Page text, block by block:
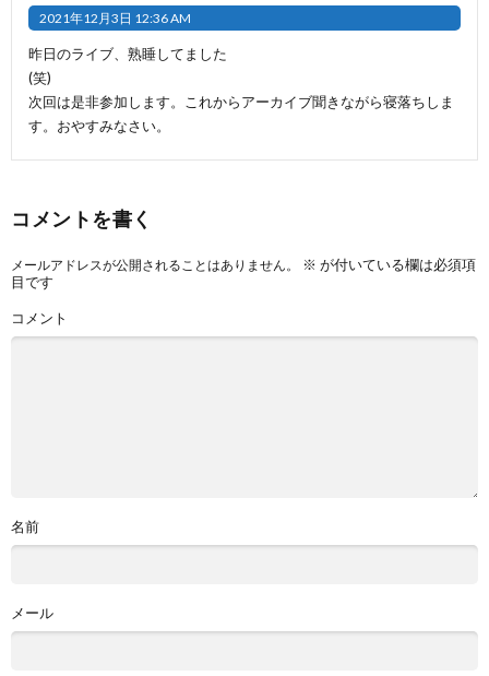
2021年12月3日 12:36 AM
昨日のライブ、熟睡してました
(笑)
次回は是非参加します。これからアーカイブ聞きながら寝落ちしま
す。おやすみなさい。
コメントを書く
メールアドレスが公開されることはありません。 ※ が付いている欄は必須項
目です
コメント
名前
メール